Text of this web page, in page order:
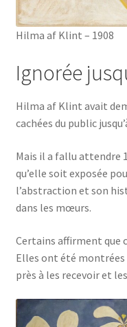
Hilma af Klint – 1908
Ignorée
Hilma af Klint avait
cachées du public
Mais il a fallu attendre
qu’elle soit exposée
l’abstraction et son
dans les mœurs.
Certains affirment que
Elles ont été
près à les recevoir et